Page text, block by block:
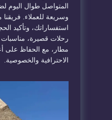
المتواصل طوال اليوم
وسريعة للعملاء.
استفساراتك، وتأكيد
رحلات قصيرة،
مطار، مع الحفاظ على
الاحترافية والخصوصية.